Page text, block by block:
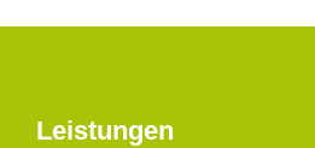
Leistungen